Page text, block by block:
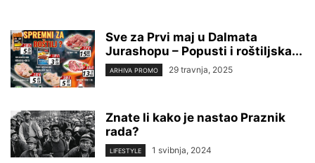
Sve za Prvi maj u Dalmata
Jurashopu – Popusti i roštiljska...
ARHIVA PROMO 29 travnja, 2025
Znate li kako je nastao Praznik
rada?
LIFESTYLE 1 svibnja, 2024